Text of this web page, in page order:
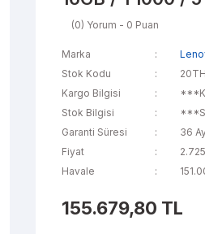
(0) Yorum - 0 Puan
Marka
Stok Kodu
Kargo Bilgisi
Stok Bilgisi
Garanti Süresi
36
Fiyat
Havale
155.679,80 TL